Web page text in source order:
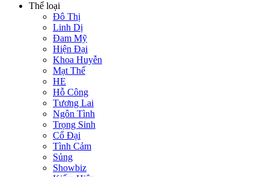
Thể loại
Đô Thị
Linh Dị
Đam Mỹ
Hiện Đại
Khoa Huyễn
Mạt Thế
HE
Hỗ Công
Tương Lai
Ngôn Tình
Trọng Sinh
Cổ Đại
Tình Cảm
Sủng
Showbiz